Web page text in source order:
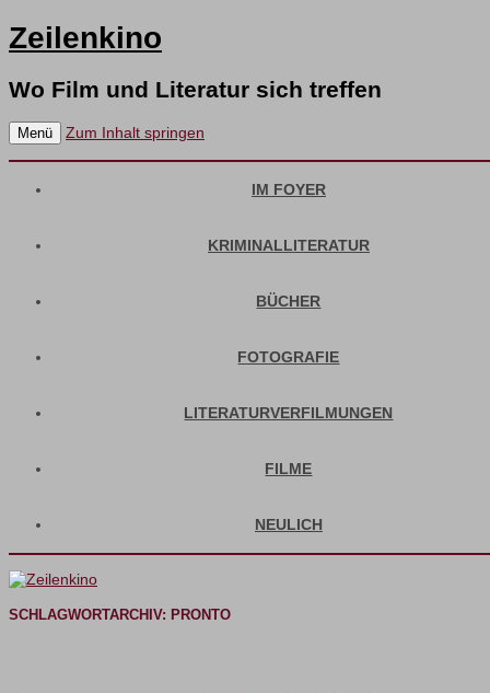
Zeilenkino
Wo Film und Literatur sich treffen
Menü Zum Inhalt springen
IM FOYER
KRIMINALLITERATUR
BÜCHER
FOTOGRAFIE
LITERATURVERFILMUNGEN
FILME
NEULICH
SCHLAGWORTARCHIV: PRONTO